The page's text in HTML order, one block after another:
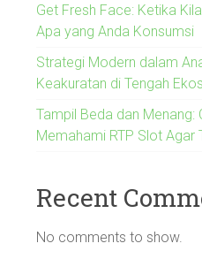
Get Fresh Face: Ketika
Apa yang Anda Konsumsi
Strategi Modern dalam
Keakuratan di Tengah
Tampil Beda dan Menang:
Memahami RTP Slot Agar
Recent
No comments to show.